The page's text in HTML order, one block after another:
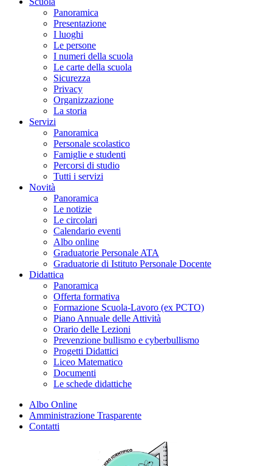
Panoramica
Presentazione
I luoghi
Le persone
I numeri della scuola
Le carte della scuola
Sicurezza
Privacy
Organizzazione
La storia
Servizi
Panoramica
Personale scolastico
Famiglie e studenti
Percorsi di studio
Tutti i servizi
Novità
Panoramica
Le notizie
Le circolari
Calendario eventi
Albo online
Graduatorie Personale ATA
Graduatorie di Istituto Personale Docente
Didattica
Panoramica
Offerta formativa
Formazione Scuola-Lavoro (ex PCTO)
Piano Annuale delle Attività
Orario delle Lezioni
Prevenzione bullismo e cyberbullismo
Progetti Didattici
Liceo Matematico
Documenti
Le schede didattiche
Albo Online
Amministrazione Trasparente
Contatti